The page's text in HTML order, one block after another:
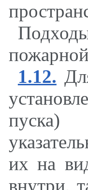
1.12.
пуска)
их на
внутри,